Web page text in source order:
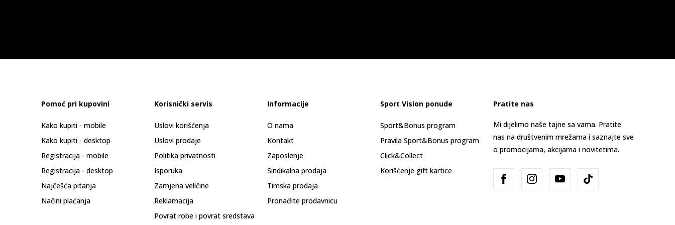
Pomoć pri kupovini
Kako kupiti - mobile
Kako kupiti - desktop
Registracija - mobile
Registracija - desktop
Najčešća pitanja
Načini plaćanja
Korisnički servis
Uslovi korišćenja
Uslovi prodaje
Politika privatnosti
Isporuka
Zamjena veličine
Reklamacija
Povrat robe i povrat sredstava
Informacije
O nama
Kontakt
Zaposlenje
Sindikalna prodaja
Timska prodaja
Pronađite prodavnicu
Sport Vision ponude
Sport&Bonus program
Pravila Sport&Bonus program
Click&Collect
Korišćenje gift kartice
Pratite nas
Mi dijelimo naše tajne sa vama. Pratite
nas na društvenim mrežama i saznajte sve
o promocijama, akcijama i novitetima.